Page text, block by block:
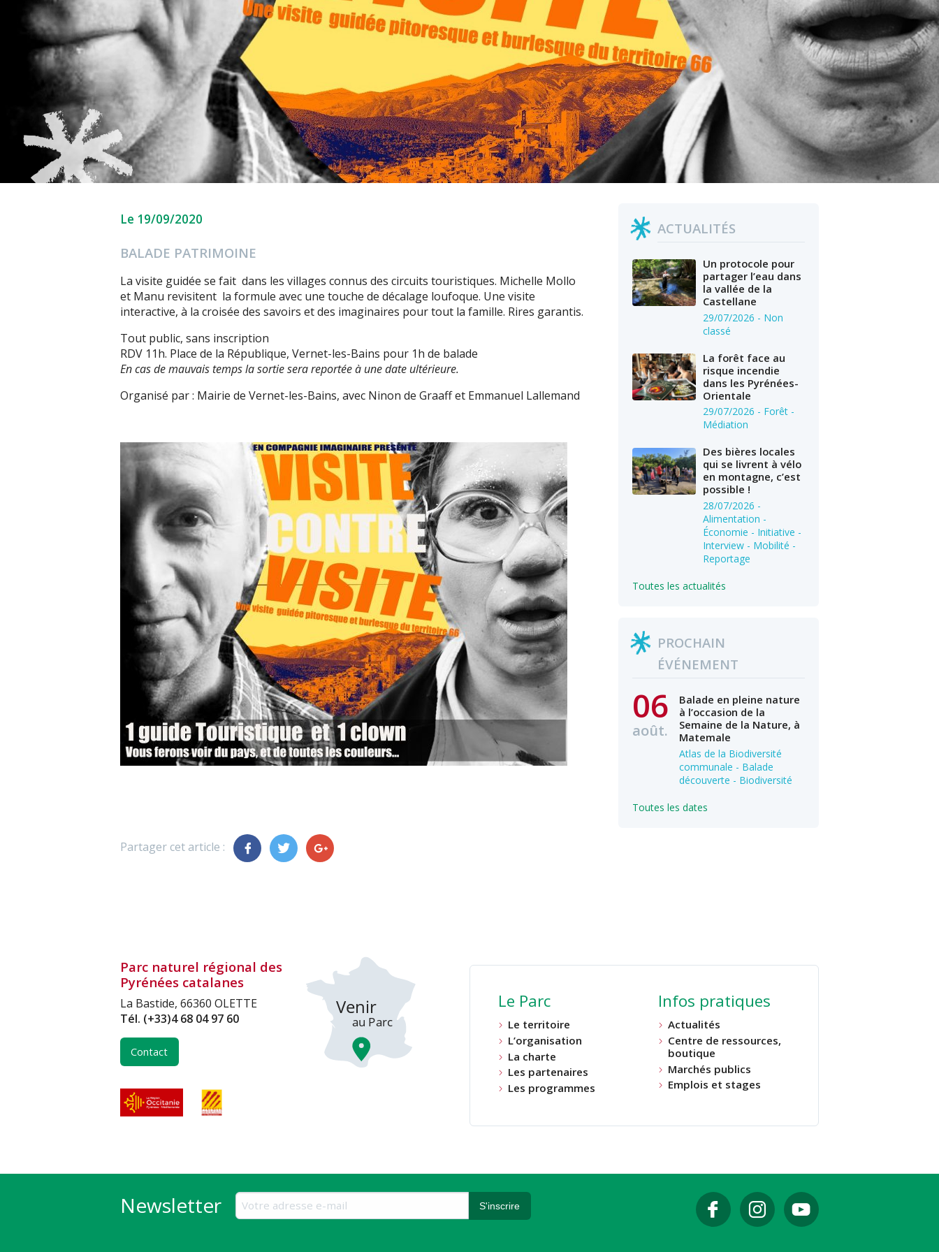
Le 19/09/2020
BALADE PATRIMOINE
La visite guidée se fait dans les villages connus des circuits touristiques. Michelle Mollo
et Manu revisitent la formule avec une touche de décalage loufoque. Une visite
interactive, à la croisée des savoirs et des imaginaires pour tout la famille. Rires garantis.
Tout public, sans inscription
RDV 11h. Place de la République, Vernet-les-Bains pour 1h de balade
En cas de mauvais temps la sortie sera reportée à une date ultérieure.
Organisé par : Mairie de Vernet-les-Bains, avec Ninon de Graaff et Emmanuel Lallemand
Partager cet article :
ACTUALITÉS
Un protocole pour
partager l’eau dans
la vallée de la
Castellane
29/07/2026 - Non
classé
La forêt face au
risque incendie
dans les Pyrénées-
Orientale
29/07/2026 - Forêt -
Médiation
Des bières locales
qui se livrent à vélo
en montagne, c’est
possible !
28/07/2026 -
Alimentation -
Économie - Initiative -
Interview - Mobilité -
Reportage
Toutes les actualités
PROCHAIN
ÉVÉNEMENT
06
août.
Balade en pleine nature
à l’occasion de la
Semaine de la Nature, à
Matemale
Atlas de la Biodiversité
communale - Balade
découverte - Biodiversité
Toutes les dates
Parc naturel régional des
Pyrénées catalanes
La Bastide, 66360 OLETTE
Tél. (+33)4 68 04 97 60
Contact
Le Parc
Le territoire
L’organisation
La charte
Les partenaires
Les programmes
Infos pratiques
Actualités
Centre de ressources,
boutique
Marchés publics
Emplois et stages
Newsletter